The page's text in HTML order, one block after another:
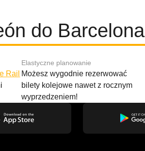
do Barcelona
Rail
Elastyczne planowanie
Możesz wygodnie rezerwować
bilety kolejowe nawet z rocznym
wyprzedzeniem!